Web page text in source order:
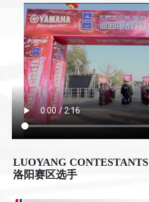
LUOYANG CONTESTANTS
洛阳赛区选手